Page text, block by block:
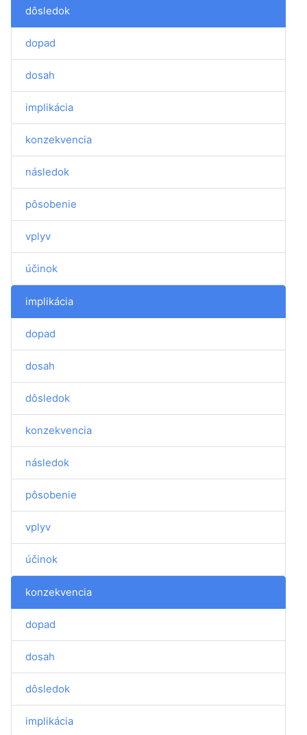
dôsledok
dopad
dosah
implikácia
konzekvencia
následok
pôsobenie
vplyv
účinok
implikácia
dopad
dosah
dôsledok
konzekvencia
následok
pôsobenie
vplyv
účinok
konzekvencia
dopad
dosah
dôsledok
implikácia